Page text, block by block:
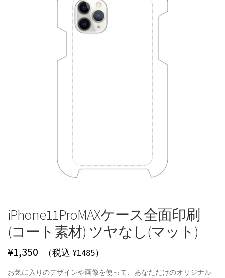
iPhone11ProMAXケース全面印刷
(コート素材) ツヤなし(マット)
¥1,350 （税込 ¥1485）
お気に入りのデザインや画像を使って、あなただけのオリジナル